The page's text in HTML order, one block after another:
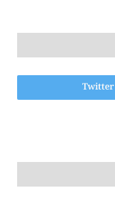
Twitter